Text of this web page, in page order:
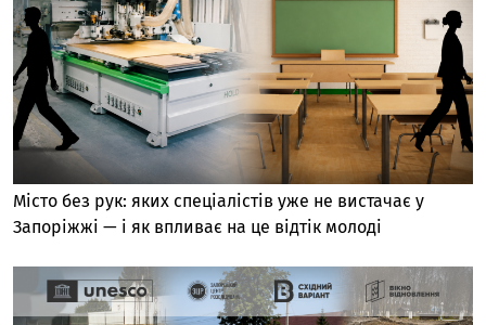
Місто без рук: яких спеціалістів уже не вистачає у
Запоріжжі — і як впливає на це відтік молоді